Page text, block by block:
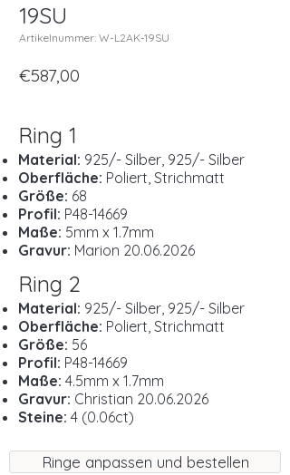
19SU
Artikelnummer: W-L2AK-19SU
€587,00
Ring 1
Material: 925/- Silber, 925/- Silber
Oberfläche: Poliert, Strichmatt
Größe: 68
Profil: P48-14669
Maße: 5mm x 1.7mm
Gravur: Marion 20.06.2026
Ring 2
Material: 925/- Silber, 925/- Silber
Oberfläche: Poliert, Strichmatt
Größe: 56
Profil: P48-14669
Maße: 4.5mm x 1.7mm
Gravur: Christian 20.06.2026
Steine: 4 (0.06ct)
Ringe anpassen und bestellen